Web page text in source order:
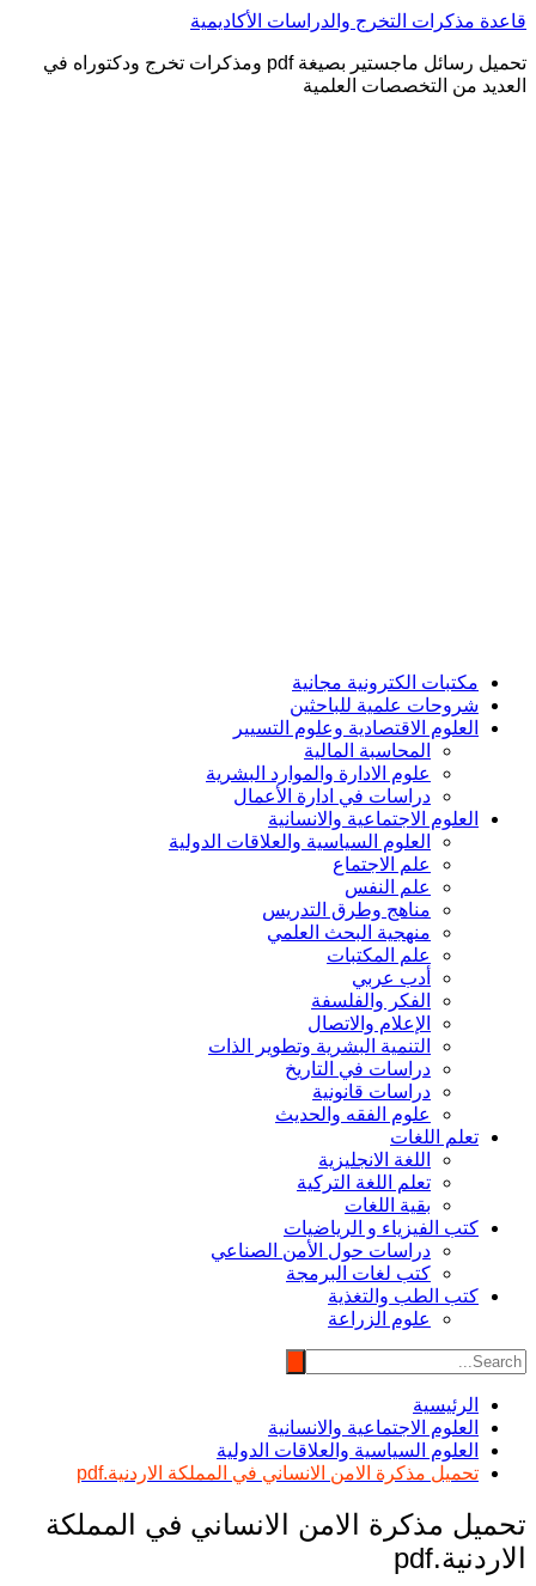
التجاوز
المحتوى
قاعدة مذكرات التخرج والدراسات الأكاديمية
تحميل رسائل ماجستير بصيغة pdf ومذكرات تخرج ودكتوراه في
العديد من التخصصات العلمية
مكتبات الكترونية مجانية
شروحات علمية للباحثين
العلوم الاقتصادية وعلوم التسيير
المحاسبة المالية
علوم الادارة والموارد البشرية
دراسات في ادارة الأعمال
العلوم الاجتماعية والانسانية
العلوم السياسية والعلاقات الدولية
علم الاجتماع
علم النفس
مناهج وطرق التدريس
منهجية البحث العلمي
علم المكتبات
أدب عربي
الفكر والفلسفة
الإعلام والاتصال
التنمية البشرية وتطوير الذات
دراسات في التاريخ
دراسات قانونية
علوم الفقه والحديث
تعلم اللغات
اللغة الانجليزية
تعلم اللغة التركية
بقية اللغات
كتب الفيزياء و الرياضيات
دراسات حول الأمن الصناعي
كتب لغات البرمجة
كتب الطب والتغذية
علوم الزراعة
الرئيسية
العلوم الاجتماعية والانسانية
العلوم السياسية والعلاقات الدولية
تحميل مذكرة الامن الانساني في المملكة الاردنية.pdf
تحميل مذكرة الامن الانساني في المملكة
الاردنية.pdf